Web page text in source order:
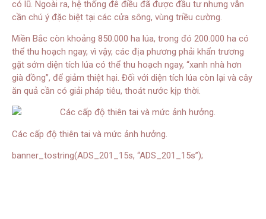
có lũ. Ngoài ra, hệ thống đê điều đã được đầu tư nhưng vẫn
cần chú ý đặc biệt tại các cửa sông, vùng triều cường.
Miền Bắc còn khoảng 850.000 ha lúa, trong đó 200.000 ha có
thể thu hoạch ngay, vì vậy, các địa phương phải khẩn trương
gặt sớm diện tích lúa có thể thu hoạch ngay, “xanh nhà hơn
già đồng”, để giảm thiệt hại. Đối với diện tích lúa còn lại và cây
ăn quả cần có giải pháp tiêu, thoát nước kịp thời.
Các cấp độ thiên tai và mức ảnh hưởng.
banner_tostring(ADS_201_15s, “ADS_201_15s”);